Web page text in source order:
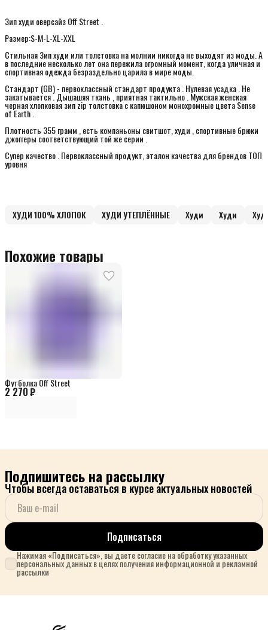
Зип худи оверсайз Off Street .
Размер:S-M-L-XL-XXL
Стильная Зип худи или толстовка на молнии никогда не выходят из моды. А
в последние несколько лет она пережила огромный момент, когда уличная и
спортивная одежда безраздельно царила в мире моды.
Стандарт (GB) - первоклассный стандарт продукта . Нулевая усадка . Не
закатывается . Дышашяя ткань , приятная тактильно . Мужская женская
черная хлопковая зип zip толстовка с капюшоном монохромные цвета Sense
of Earth .
Плотность 355 грамм , есть компаньоны свитшот, худи , спортивные брюки
джоггеры соответствующий той же серии .
Супер качество . Первоклассный продукт, эталон качества для брендов ТОП
уровня
ХУДИ 100% ХЛОПОК ХУДИ УТЕПЛЁННЫЕ Худи Худи
Похожие товары
2 270 ₽
Футболка Off Street
Подпишитесь на рассылку
Чтобы всегда оставаться в курсе актуальных новостей
Подписаться
Нажимая «Подписаться», вы даете согласие на обработку указанных
персональных данных в целях получения информационной и рекламной
рассылки